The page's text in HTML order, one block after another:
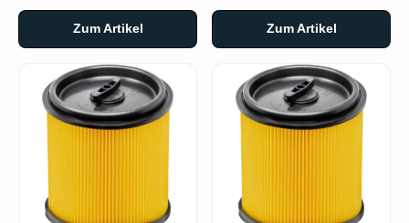
Zum Artikel Zum Artikel